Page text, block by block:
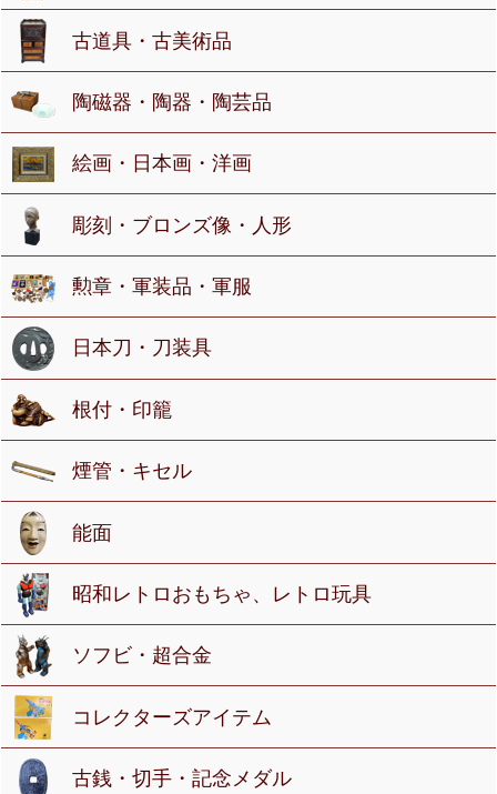
古道具・古美術品
陶磁器・陶器・陶芸品
絵画・日本画・洋画
彫刻・ブロンズ像・人形
勲章・軍装品・軍服
日本刀・刀装具
根付・印籠
煙管・キセル
能面
昭和レトロおもちゃ、レトロ玩具
ソフビ・超合金
コレクターズアイテム
古銭・切手・記念メダル